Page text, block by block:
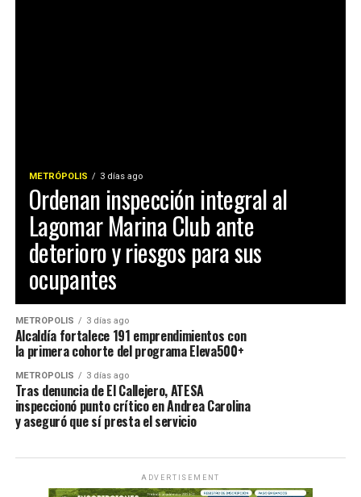
METRÓPOLIS 3 días ago
Ordenan inspección integral al
Lagomar Marina Club ante
deterioro y riesgos para sus
ocupantes
METRÓPOLIS 3 días ago
Alcaldía fortalece 191 emprendimientos con
la primera cohorte del programa Eleva500+
METRÓPOLIS 3 días ago
Tras denuncia de El Callejero, ATESA
inspeccionó punto crítico en Andrea Carolina
y aseguró que sí presta el servicio
ADVERTISEMENT